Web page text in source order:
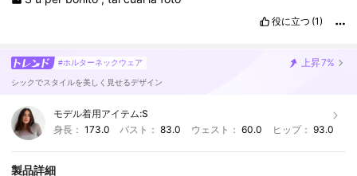
役に立つ (1)
#ホルターネックウェア 上昇7%
シックでスタイルを美しく見せるデザイン
モデル着用アイテム:S
身長： 173.0 バスト：83.0 ウェスト： 60.0 ヒップ： 93.0
製品詳細